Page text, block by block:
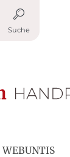
Suche
WEBUNTIS